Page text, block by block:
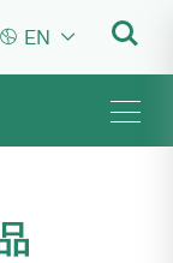
 EN 